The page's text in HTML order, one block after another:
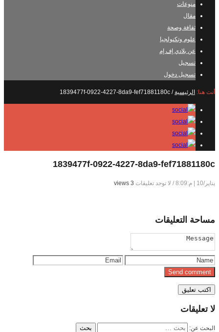
منوعات
مقال
ثقافة وصحة
علوم وتكنولجيا
عن بلادي إف إم
تسجيل
تسجيل دخول
أنت هنا: الرئيسية /
1839477f-0922-4227-8da9-fef71881180c
1839477f-0922-4227-8da9-fef71881180c
يناير/10 | م:8:09 / لا توجد تعليقات 3 views
مساحة التعليقات
لاتعليقات
البحث عن: